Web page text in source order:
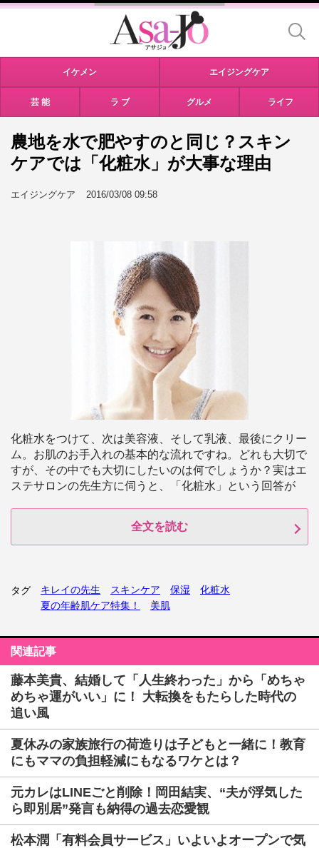
イケメン エイジングケア
芸 能 ラ ブ グルメ ライフ
農地を水で肥やすのと同じ？スキン
ケアでは「化粧水」が大事な理由
エイジングケア 2016/03/08 09:58
化粧水をつけて、次は美容液、そして乳液、最後にクリー
ム。お肌のお手入れの基本的な流れですね。どれも大切で
すが、その中でも大切にしたいのは何でしょうか？実はエ
ステサロンの先生方に伺うと、「化粧水」という回答が
全文を読む
タグ キレイの先生 スキンケア 保湿
化粧水
夏の年齢肌ケア特集！
美肌
関連記事
藤本美貴、結婚して「人生終わった」から「めちゃ
めちゃ運がいい」に！ 大転換をもたらした時代の
追い風
夏休みの家族旅行の荷造りは子どもと一緒に！教育
にもママの負担軽減にもなるワケとは？
元カレはLINEごと削除！岡田結実、“夫が浮気した
ら即別居”発言も納得の過去恋愛観
松本潤「有料会員サービス」いよいよオープンで気